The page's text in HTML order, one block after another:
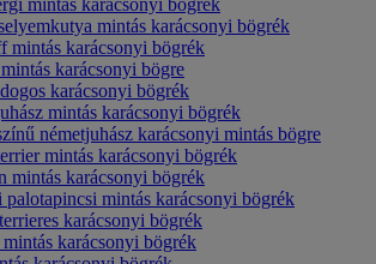
mintás karácsonyi bögrék
mintás karácsonyi bögrék
mintás karácsonyi bögrék
karácsonyi bögre
karácsonyi bögrék
mintás karácsonyi bögrék
németjuhász karácsonyi mintás bögre
mintás karácsonyi bögrék
mintás karácsonyi bögrék
palotapincsi mintás karácsonyi bögrék
karácsonyi bögrék
karácsonyi bögrék